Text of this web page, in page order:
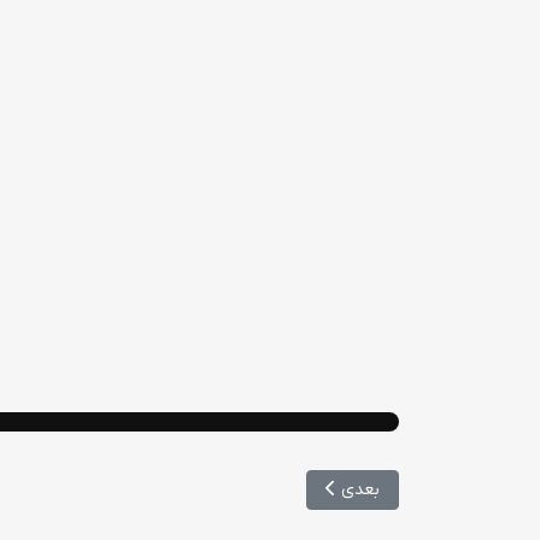
مطلب بعدی: رونمایی سامانه مدیریت هوشمند
بعدی